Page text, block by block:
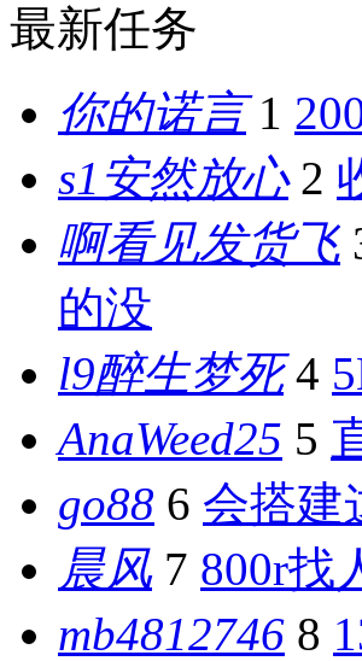
最新任务
你的诺言 1
s1安然放心 2
啊看见发货飞
的没
l9醉生梦死 4
AnaWeed25 5
go88 6 会搭建
晨风 7 800r找
mb4812746 8